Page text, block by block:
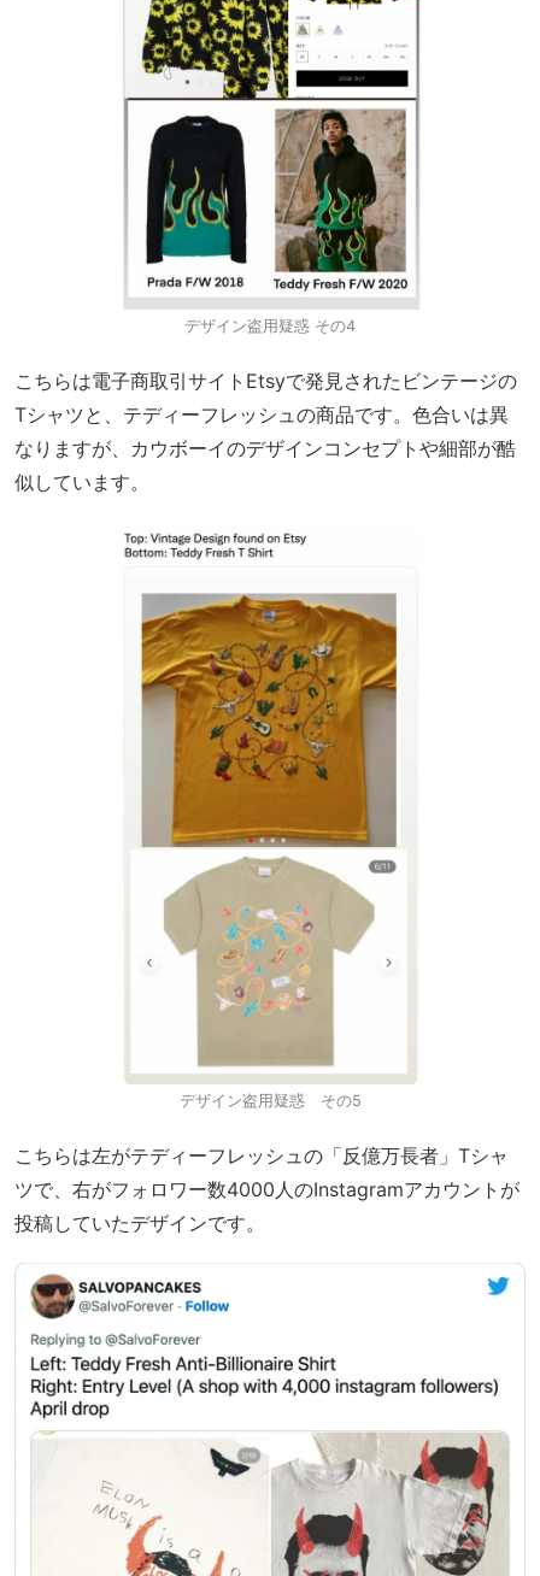
デザイン盗用疑惑 その4
こちらは電子商取引サイトEtsyで発見されたビンテージの
Tシャツと、テディーフレッシュの商品です。色合いは異
なりますが、カウボーイのデザインコンセプトや細部が酷
似しています。
デザイン盗用疑惑 その5
こちらは左がテディーフレッシュの「反億万長者」Tシャ
ツで、右がフォロワー数4000人のInstagramアカウントが
投稿していたデザインです。